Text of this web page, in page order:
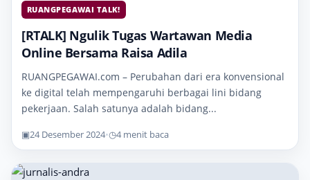
RUANGPEGAWAI TALK!
[RTALK] Ngulik Tugas Wartawan Media
Online Bersama Raisa Adila
RUANGPEGAWAI.com – Perubahan dari era konvensional
ke digital telah mempengaruhi berbagai lini bidang
pekerjaan. Salah satunya adalah bidang...
▣24 Desember 2024•◷4 menit baca